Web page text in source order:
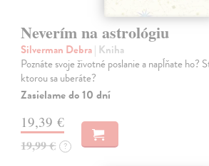
Neverím na astrológiu
Silverman Debra| Kniha
Poznáte svoje životné poslanie a napĺňate ho?
ktorou sa uberáte?
Zasielame do 10 dní
19,39 €
19,99 € ?